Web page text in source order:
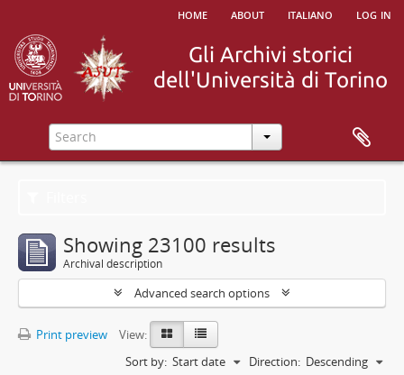
home about italiano log in
Showing 23100 results
Archival description
Advanced search options
Print preview
View:
Sort by: Start date Direction: Descending